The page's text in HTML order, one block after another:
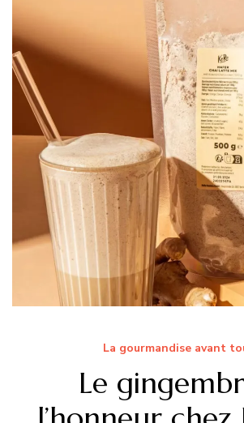
La gourmandise avant
Le